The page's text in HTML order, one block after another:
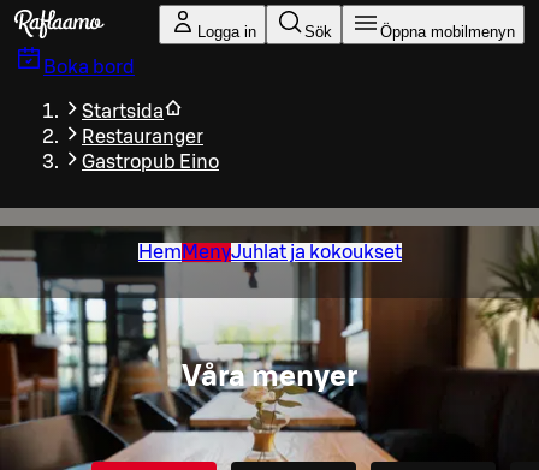
Gå till huvudinnehållet
Logga in Sök Öppna mobilmenyn
Boka bord
Startsida
Restauranger
Gastropub Eino
Hem MenyJuhlat ja kokoukset
Våra menyer